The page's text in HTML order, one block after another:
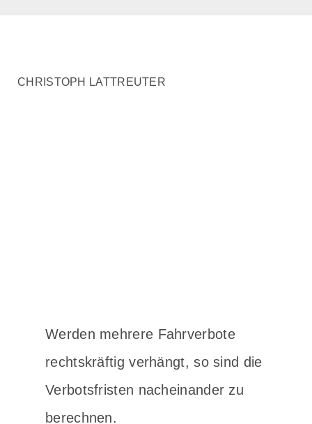
CHRISTOPH LATTREUTER
Werden mehrere Fahrverbote
rechtskräftig verhängt, so sind die
Verbotsfristen nacheinander zu
berechnen.